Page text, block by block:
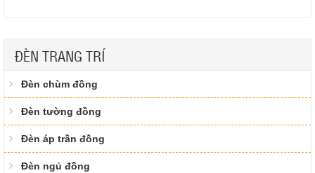
ĐÈN TRANG TRÍ
Đèn chùm đồng
Đèn tường đồng
Đèn áp trần đồng
Đèn ngủ đồng